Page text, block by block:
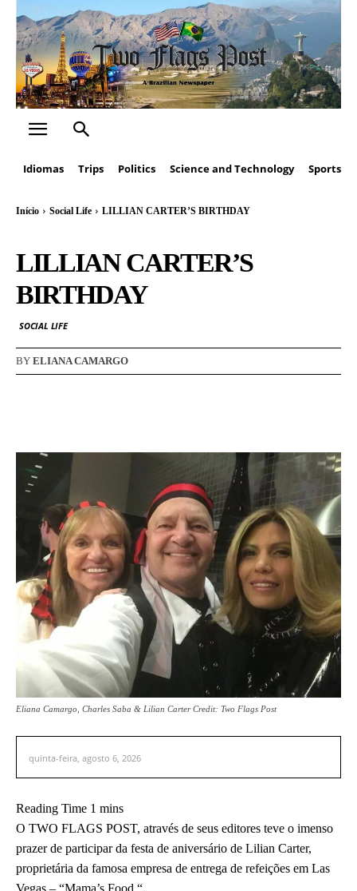
Idiomas Trips Politics Science and Technology Sports
Início Social Life LILLIAN CARTER’S BIRTHDAY
LILLIAN CARTER’S
BIRTHDAY
SOCIAL LIFE
BY ELIANA CAMARGO
Eliana Camargo, Charles Saba & Lilian Carter Credit: Two Flags Post
quinta-feira, agosto 6, 2026
O TWO FLAGS POST, através de seus editores teve o imenso
prazer de participar da festa de aniversário de Lilian Carter,
proprietária da famosa empresa de entrega de refeições em Las
Vegas – “Mama’s Food “.